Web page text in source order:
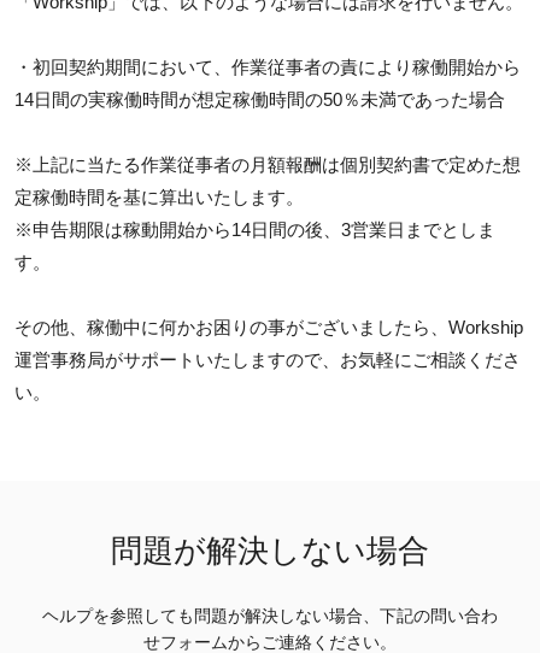
・初回契約期間において、作業従事者の責により稼働開始から
14日間の実稼働時間が想定稼働時間の50％未満であった場合
※上記に当たる作業従事者の月額報酬は個別契約書で定めた想
定稼働時間を基に算出いたします。
※申告期限は稼動開始から14日間の後、3営業日までとしま
す。
その他、稼働中に何かお困りの事がございましたら、Workship
運営事務局がサポートいたしますので、お気軽にご相談くださ
い。
問題が解決しない場合
ヘルプを参照しても問題が解決しない場合、下記の問い合わ
せフォームからご連絡ください。